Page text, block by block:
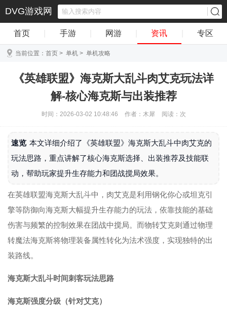
DVG游戏网
首页 手游 网游 资讯 专区
当前位置： 首页 > 单机 > 单机攻略
《英雄联盟》海克斯大乱斗肉艾克玩法详
解-核心海克斯与出装推荐
时间：2026-03-02 10:48:46 作者：木犀 阅读： 次
速览 本文详细介绍了《英雄联盟》海克斯大乱斗中肉艾克的
玩法思路，重点讲解了核心海克斯选择、出装推荐及技能联
动，帮助玩家提升生存能力和团战搅局效果。
在英雄联盟海克斯大乱斗中，肉艾克是利用钢化你心或坦克引
擎等防御向海克斯大幅提升生存能力的玩法，依靠技能的基础
伤害与频繁的控制效果在团战中搅局。而物转艾克则通过物理
转魔法海克斯将物理装备属性转化为法术强度，实现独特的出
装路线。
海克斯大乱斗时间刺客玩法思路
海克斯强度分级（针对艾克）